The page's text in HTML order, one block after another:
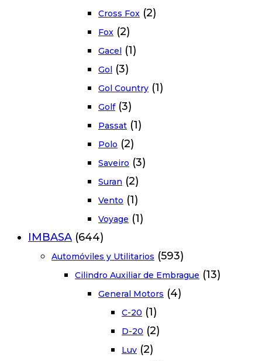
Cross Fox (2)
Fox (2)
Gacel (1)
Gol (3)
Gol Country (1)
Golf (3)
Passat (1)
Polo (2)
Saveiro (3)
Suran (2)
Vento (1)
Voyage (1)
IMBASA (644)
Automóviles y Utilitarios (593)
Cilindro Auxiliar de Embrague (13)
General Motors (4)
C-20 (1)
D-20 (2)
Luv (2)